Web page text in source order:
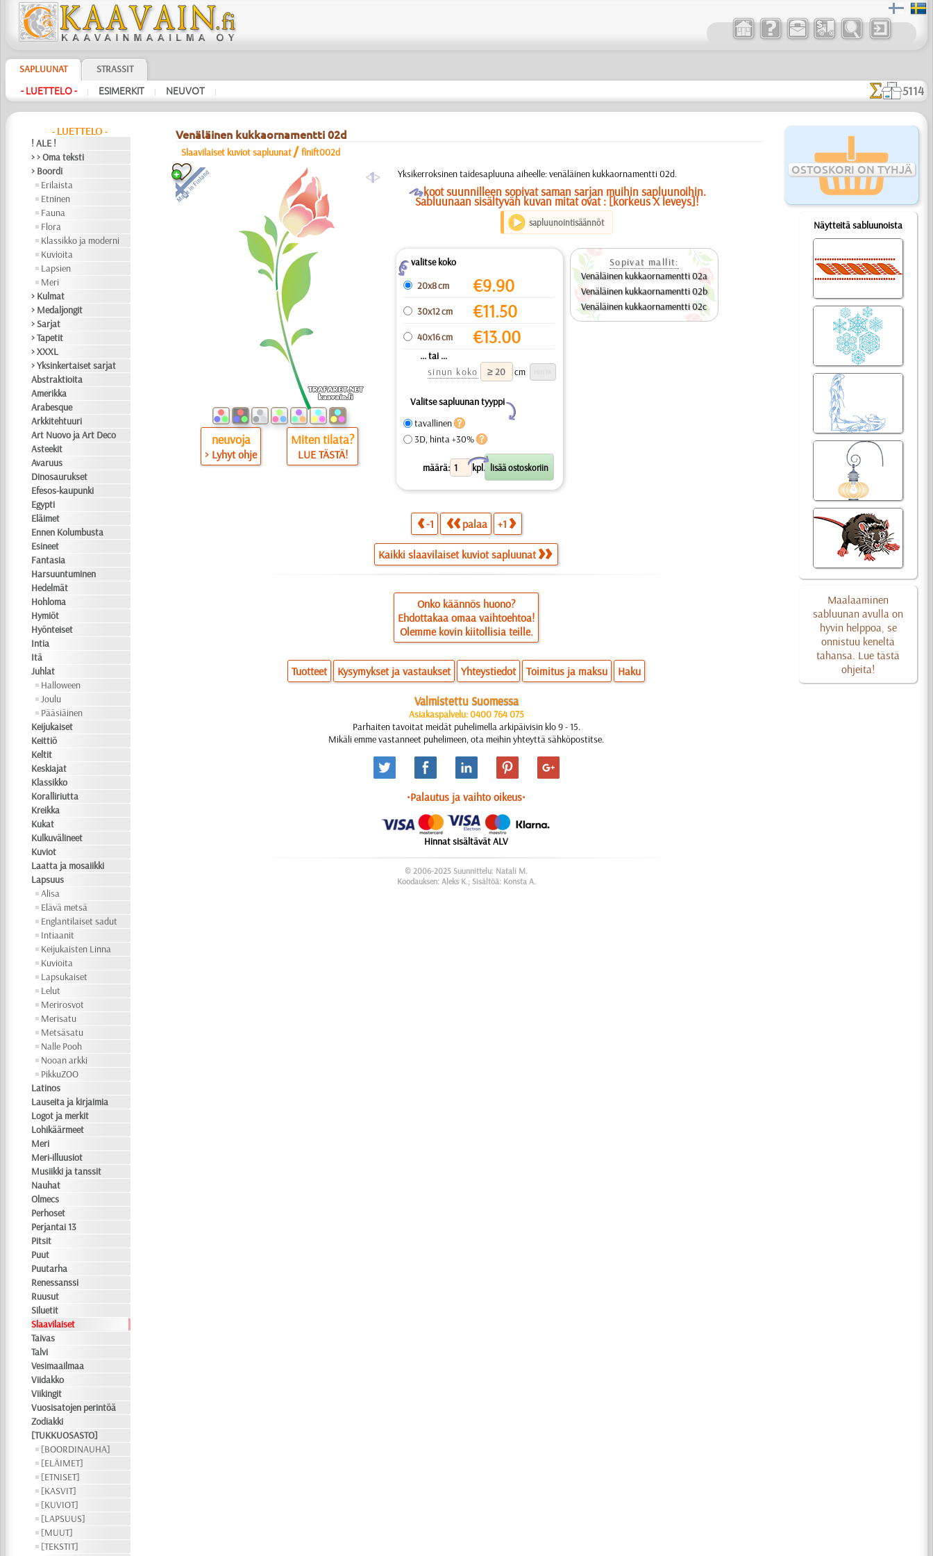
SAPLUUNAT STRASSIT
- LUETTELO - | ESIMERKIT | NEUVOT | 5114
- LUETTELO -
! ALE !
> > Oma teksti
> Boordi
Erilaista
Etninen
Fauna
Flora
Klassikko ja moderni
Kuvioita
Lapsien
Meri
> Kulmat
> Medaljongit
> Sarjat
> Tapetit
> XXXL
> Yksinkertaiset sarjat
Abstraktioita
Amerikka
Arabesque
Arkkitehtuuri
Art Nuovo ja Art Deco
Asteekit
Avaruus
Dinosaurukset
Efesos-kaupunki
Egypti
Eläimet
Ennen Kolumbusta
Esineet
Fantasia
Harsuuntuminen
Hedelmät
Hohloma
Hymiöt
Hyönteiset
Intia
Itä
Juhlat
Halloween
Joulu
Pääsiäinen
Keijukaiset
Keittiö
Keltit
Keskiajat
Klassikko
Koralliriutta
Kreikka
Kukat
Kulkuvälineet
Kuviot
Laatta ja mosaiikki
Lapsuus
Alisa
Elävä metsä
Englantilaiset sadut
Intiaanit
Keijukaisten Linna
Kuvioita
Lapsukaiset
Lelut
Merirosvot
Merisatu
Metsäsatu
Nalle Pooh
Nooan arkki
PikkuZOO
Latinos
Lauseita ja kirjaimia
Logot ja merkit
Lohikäärmeet
Meri
Meri-illuusiot
Musiikki ja tanssit
Nauhat
Olmecs
Perhoset
Perjantai 13
Pitsit
Puut
Puutarha
Renessanssi
Ruusut
Siluetit
Slaavilaiset
Taivas
Talvi
Vesimaailmaa
Viidakko
Viikingit
Vuosisatojen perintöä
Zodiakki
[TUKKUOSASTO]
[BOORDINAUHA]
[ELÄIMET]
[ETNISET]
[KASVIT]
[KUVIOT]
[LAPSUUS]
[MUUT]
[TEKSTIT]
OSTOSKORI ON TYHJÄ
Näytteitä sabluunoista
Maalaaminen
sabluunan avulla on
hyvin helppoa, se
onnistuu keneltä
tahansa. Lue tästä
ohjeita!
Venäläinen kukkaornamentti 02d
Slaavilaiset kuviot sapluunat /finift002d
a
neuvoja
> Lyhyt ohje
Miten tilata?
LUE TÄSTÄ!
Yksikerroksinen taidesapluuna aiheelle: venäläinen kukkaornamentti 02d.
Okoot suunnilleen sopivat saman sarjan muihin sapluunoihin.
Sabluunaan sisältyvän kuvan mitat ovat : [korkeus X leveys]!
sapluunointisäännöt
Zvalitse koko
20x8 cm
€9.90
30x12 cm €11.50
40x16 cm €13.00
... tai ...
sinun koko
cm
Valitse sapluunan tyyppi
Y
tavallinen
3D, hinta +30%
määrä: kpl.
X
Sopivat mallit:
Venäläinen kukkaornamentti 02a
Venäläinen kukkaornamentti 02b
Venäläinen kukkaornamentti 02c
-1 palaa +1
Kaikki slaavilaiset kuviot sapluunat
Onko käännös huono?
Ehdottakaa omaa vaihtoehtoa!
Olemme kovin kiitollisia teille.
Tuotteet Kysymykset ja vastaukset Yhteystiedot Toimitus ja maksu Haku
Valmistettu Suomessa
Asiakaspalvelu: 0400 764 075
Parhaiten tavoitat meidät puhelimella arkipäivisin klo 9 - 15.
Mikäli emme vastanneet puhelimeen, ota meihin yhteyttä sähköpostitse.
•Palautus ja vaihto oikeus•
Hinnat sisältävät ALV
© 2006-2025 Suunnittelu: Natali M.
Koodauksen: Aleks K.; Sisältöä: Konsta A.